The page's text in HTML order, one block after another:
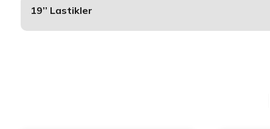
19’’ Lastikler